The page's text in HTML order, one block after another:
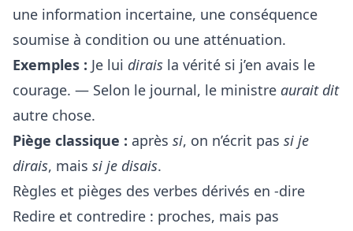
une information incertaine, une conséquence
soumise à condition ou une atténuation.
Exemples : Je lui dirais la vérité si j’en avais le
courage. — Selon le journal, le ministre aurait dit
autre chose.
Piège classique : après si, on n’écrit pas si je
dirais, mais si je disais.
Règles et pièges des verbes dérivés en -dire
Redire et contredire : proches, mais pas